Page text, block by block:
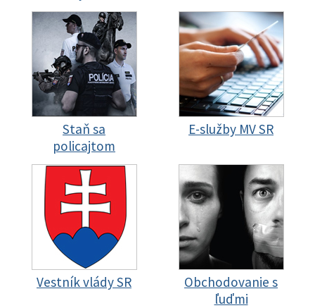
Staň sa
policajtom
E-služby MV SR
Vestník vlády SR
Obchodovanie s
ľuďmi